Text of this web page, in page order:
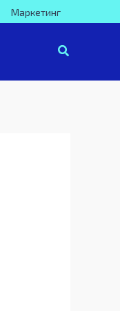
Маркетинг